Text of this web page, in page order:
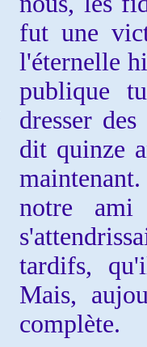
fut une
l'éternelle
publique
dresser
dit quinze
notre ami
tardifs,
Mais,
complète.